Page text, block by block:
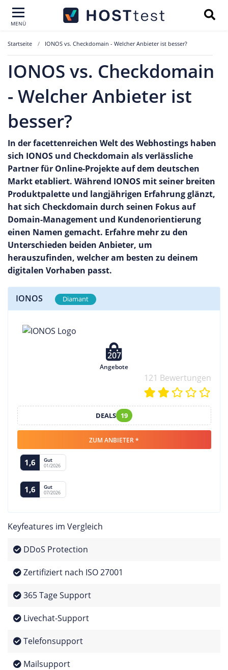
MENÜ
Startseite IONOS vs. Checkdomain - Welcher Anbieter ist besser?
IONOS vs. Checkdomain
- Welcher Anbieter ist
besser?
In der facettenreichen Welt des Webhostings haben
sich IONOS und Checkdomain als verlässliche
Partner für Online-Projekte auf dem deutschen
Markt etabliert. Während IONOS mit seiner breiten
Produktpalette und langjährigen Erfahrung glänzt,
hat sich Checkdomain durch seinen Fokus auf
Domain-Management und Kundenorientierung
einen Namen gemacht. Erfahre mehr zu den
Unterschieden beiden Anbieter, um
herauszufinden, welcher am besten zu deinem
digitalen Vorhaben passt.
IONOS Diamant
207
Angebote
121 Bewertungen
DEALS 19
ZUM ANBIETER *
1,6 Gut
01/2026
1,6 Gut
07/2026
Keyfeatures im Vergleich
DDoS Protection
Zertifiziert nach ISO 27001
365 Tage Support
Livechat-Support
Telefonsupport
Mailsupport